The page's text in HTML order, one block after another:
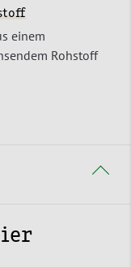
einem
Rohstoff